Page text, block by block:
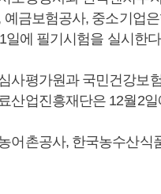
금보험공사, 중소기업
일에 필기시험을 실시한
사평가원과 국민건강보
산업진흥재단은 12월2
어촌공사, 한국농수산식